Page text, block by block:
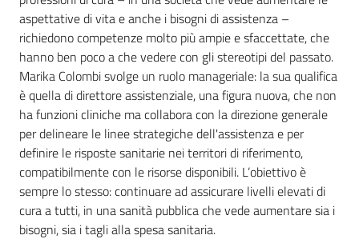
Argomenti
Campagne
di
comunicazione
Seguici
su
aspettative di vita e anche i bisogni di assistenza –
richiedono competenze molto più ampie e sfaccettate, che
hanno ben poco a che vedere con gli stereotipi del passato.
Marika Colombi svolge un ruolo manageriale: la sua qualifica
è quella di direttore assistenziale, una figura nuova, che non
ha funzioni cliniche ma collabora con la direzione generale
per delineare le linee strategiche dell'assistenza e per
definire le risposte sanitarie nei territori di riferimento,
compatibilmente con le risorse disponibili. L’obiettivo è
sempre lo stesso: continuare ad assicurare livelli elevati di
cura a tutti, in una sanità pubblica che vede aumentare sia i
bisogni, sia i tagli alla spesa sanitaria.